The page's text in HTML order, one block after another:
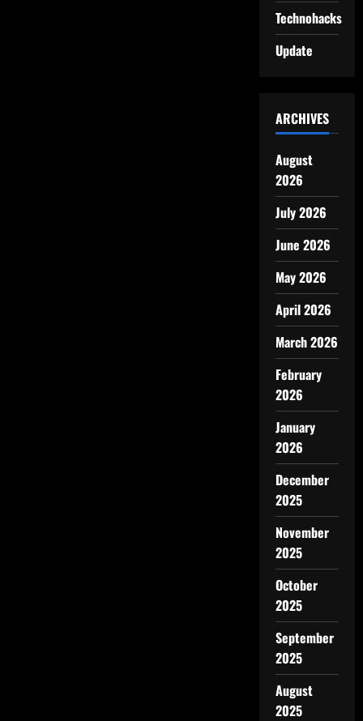
Technohacks
Update
ARCHIVES
August
2026
July 2026
June 2026
May 2026
April 2026
March 2026
February
2026
January
2026
December
2025
November
2025
October
2025
September
2025
August
2025